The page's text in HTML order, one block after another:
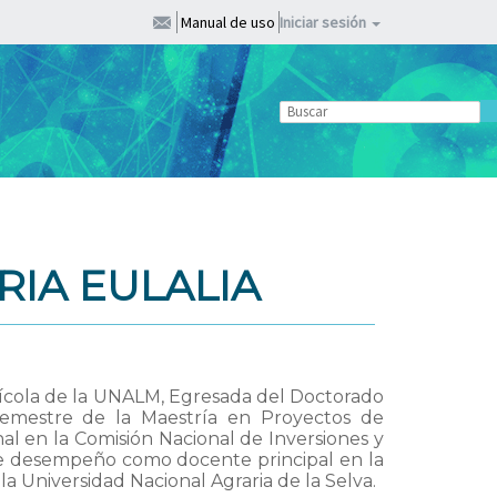
Manual de uso Iniciar sesión
EULALIA
de la UNALM, Egresada del Doctorado
de la Maestría en Proyectos de
en la Comisión Nacional de Inversiones y
desempeño como docente principal en la
Universidad Nacional Agraria de la Selva.